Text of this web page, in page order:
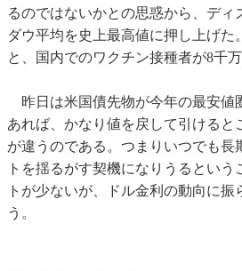
るのではないかとの思惑から、ディ
ダウ平均を史上最高値に押し上げた
と、国内でのワクチン接種者が8千
昨日は米国債先物が今年の最安値
あれば、かなり値を戻して引けると
が違うのである。つまりいつでも長
トを揺るがす契機になりうるとい
トが少ないが、ドル金利の動向に振
う。